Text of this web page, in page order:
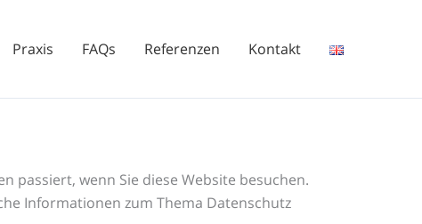
Praxis FAQs Referenzen Kontakt
passiert, wenn Sie diese Website besuchen.
Informationen zum Thema Datenschutz